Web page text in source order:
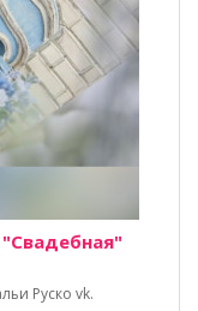
Руско vk.